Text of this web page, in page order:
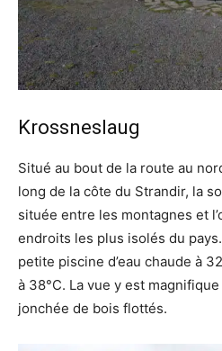
Krossneslaug
Situé au bout de la route au
long de la côte du Strandir, la
située entre les montagnes et
endroits les plus isolés du
petite piscine d’eau chaude à
à 38°C. La vue y est
jonchée de bois flottés.